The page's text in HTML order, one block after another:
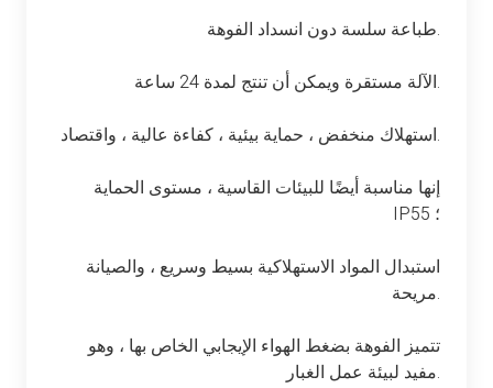
طباعة سلسة دون انسداد الفوهة.
الآلة مستقرة ويمكن أن تنتج لمدة 24 ساعة.
استهلاك منخفض ، حماية بيئية ، كفاءة عالية ، واقتصاد.
إنها مناسبة أيضًا للبيئات القاسية ، مستوى الحماية
IP55 ؛
استبدال المواد الاستهلاكية بسيط وسريع ، والصيانة
مريحة.
تتميز الفوهة بضغط الهواء الإيجابي الخاص بها ، وهو
مفيد لبيئة عمل الغبار.